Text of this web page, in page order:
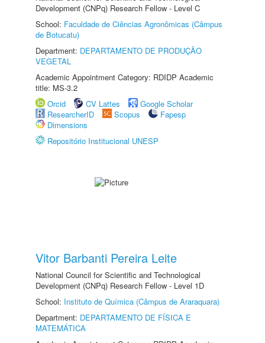
Development (CNPq) Research Fellow - Level C
School: Faculdade de Ciências Agronômicas (Câmpus
de Botucatu)
Department: DEPARTAMENTO DE PRODUÇÃO
VEGETAL
Academic Appointment Category: RDIDP Academic
title: MS-3.2
Orcid
CV Lattes
Google Scholar
ResearcherID
Scopus
Fapesp
Dimensions
Repositório Institucional UNESP
Vitor Barbanti Pereira Leite
National Council for Scientific and Technological
Development (CNPq) Research Fellow - Level 1D
School: Instituto de Química (Câmpus de Araraquara)
Department: DEPARTAMENTO DE FÍSICA E
MATEMÁTICA